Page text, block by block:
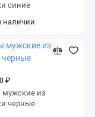
кулирки синие
наличии
₽
кулирки черные